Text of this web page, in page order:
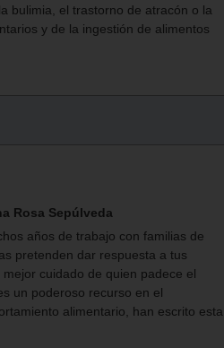
bulimia, el trastorno de atracón o la
y de la ingestión de alimentos
Rosa Sepúlveda
años de trabajo con familias de
pretenden dar respuesta a tus
cuidado de quien padece el
un poderoso recurso en el
alimentario, han escrito esta